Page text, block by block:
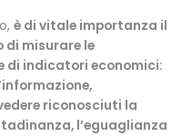
è di vitale importanza il
di misurare le
di indicatori economici:
riconosciuti la
l’eguaglianza